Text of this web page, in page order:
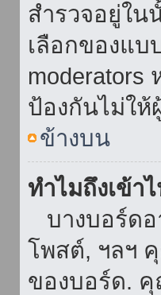
สำรวจอยู่ใ
เลือกของแบ
moderators
ป้องกันไม่ให้
ข้างบน
ทำไมถึงเข้า
บางบอร์ดอ
โพสต์, ฯลฯ
ของบอร์ด.